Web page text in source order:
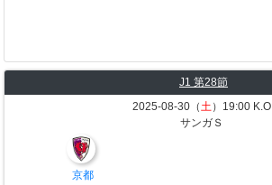
J1 第28節
2025-08-30（土）19:00 K.O
サンガＳ
京都